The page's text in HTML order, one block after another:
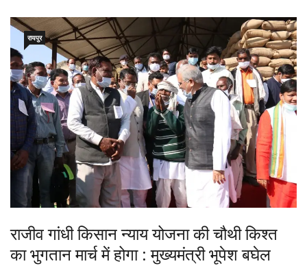
रायपुर
राजीव गांधी किसान न्याय योजना की चौथी किश्त
का भुगतान मार्च में होगा : मुख्यमंत्री भूपेश बघेल